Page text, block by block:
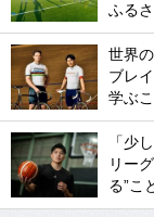
ふるさ
世界
ブレ
学ぶ
「少
リー
る”こ